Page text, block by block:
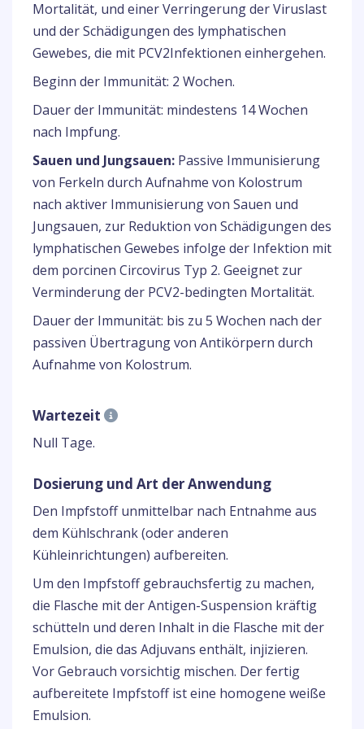
Mortalität, und einer Verringerung der Viruslast
und der Schädigungen des lymphatischen
Gewebes, die mit PCV2Infektionen einhergehen.
Beginn der Immunität: 2 Wochen.
Dauer der Immunität: mindestens 14 Wochen
nach Impfung.
Sauen und Jungsauen: Passive Immunisierung
von Ferkeln durch Aufnahme von Kolostrum
nach aktiver Immunisierung von Sauen und
Jungsauen, zur Reduktion von Schädigungen des
lymphatischen Gewebes infolge der Infektion mit
dem porcinen Circovirus Typ 2. Geeignet zur
Verminderung der PCV2-bedingten Mortalität.
Dauer der Immunität: bis zu 5 Wochen nach der
passiven Übertragung von Antikörpern durch
Aufnahme von Kolostrum.
Wartezeit
Null Tage.
Dosierung und Art der Anwendung
Den Impfstoff unmittelbar nach Entnahme aus
dem Kühlschrank (oder anderen
Kühleinrichtungen) aufbereiten.
Um den Impfstoff gebrauchsfertig zu machen,
die Flasche mit der Antigen-Suspension kräftig
schütteln und deren Inhalt in die Flasche mit der
Emulsion, die das Adjuvans enthält, injizieren.
Vor Gebrauch vorsichtig mischen. Der fertig
aufbereitete Impfstoff ist eine homogene weiße
Emulsion.